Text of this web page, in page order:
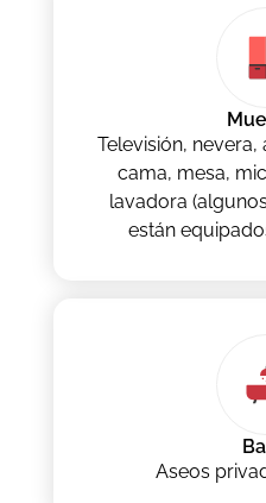
Televisión,
cama, mesa,
lavadora
están
Aseos